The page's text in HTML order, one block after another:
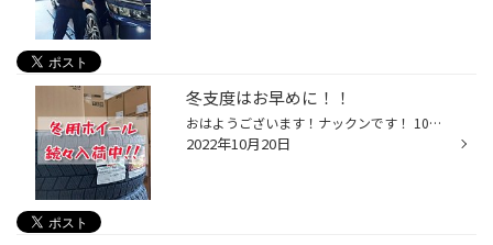
冬支度はお早めに！！
おはようございます！ナックンです！ 10月は少しずつ寒気が本格的になってきてますが、 皆さま、冬支度は出来ていますでしょうか。 私、ナックンは寒さのあまり、アウターを着ております。(笑) 今年は一段と寒い気がして、今年の冬が心配です。。 皆さまも、今年は寒く感じているのではないでしょう...
2022年10月20日